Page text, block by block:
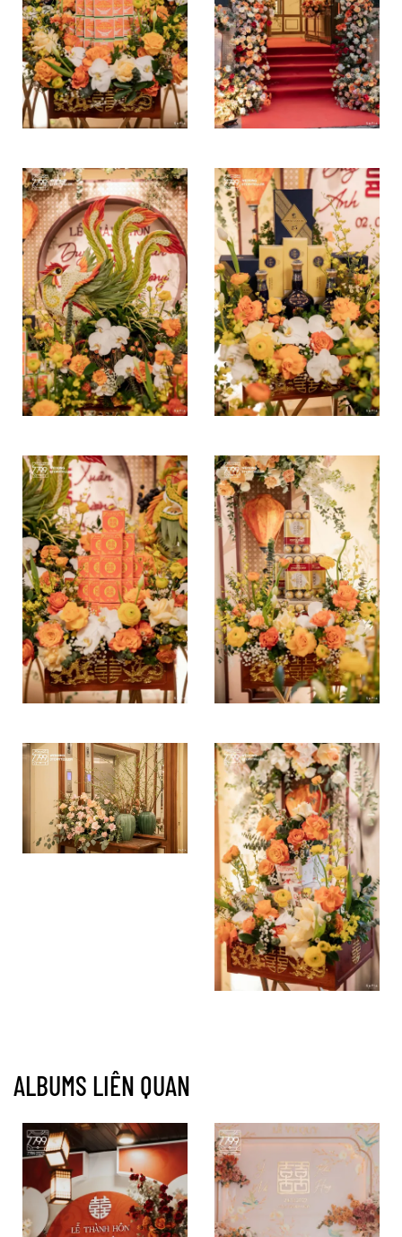
ALBUMS LIÊN QUAN